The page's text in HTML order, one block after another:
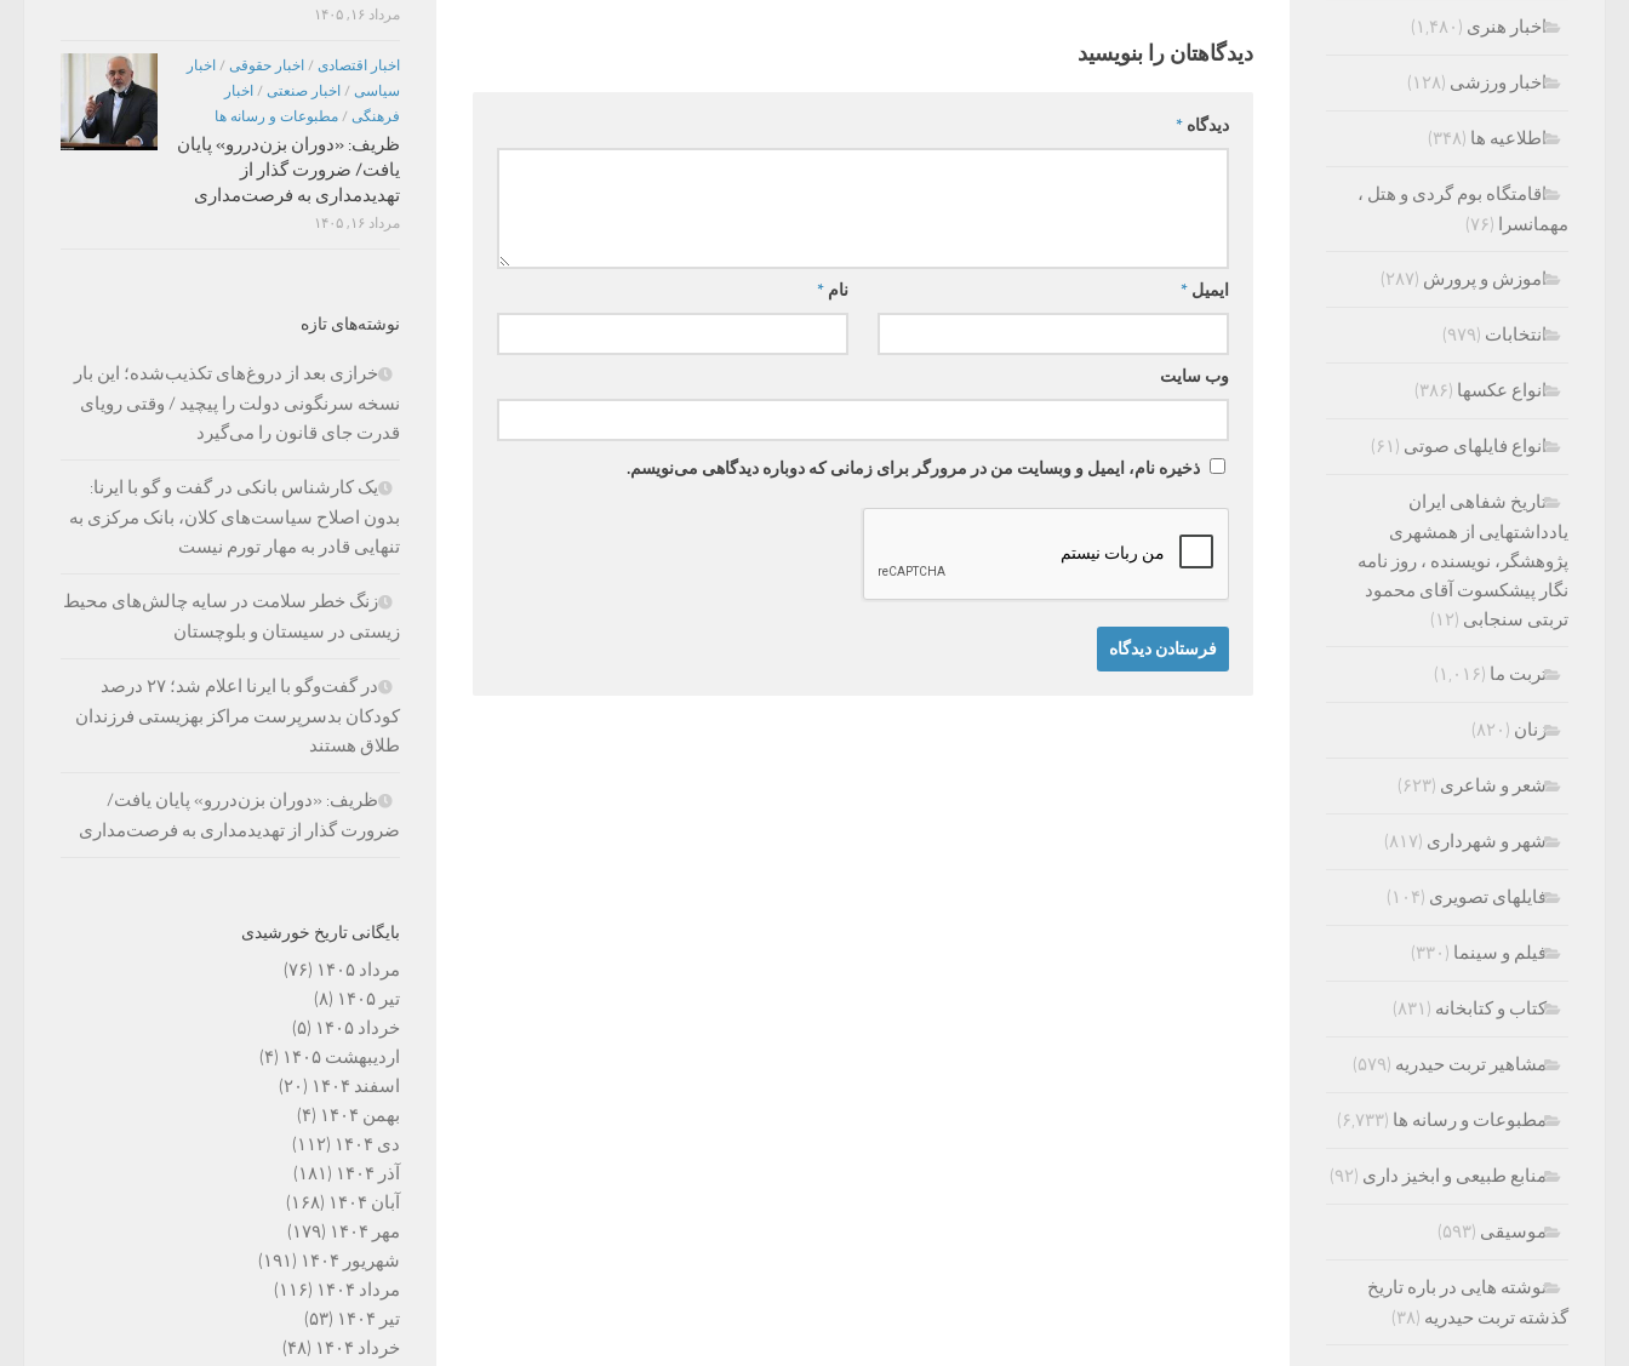
دیدگاهتان را بنویسید
دیدگاه *
نام* ایمیل *
وب‌ سایت
ذخیره نام، ایمیل و وبسایت من در مرورگر برای زمانی که دوباره دیدگاهی می‌نویسم.
مرداد ۱۶, ۱۴۰۵
اخبار اقتصادی / اخبار حقوقی / اخبار
سیاسی / اخبار صنعتی / اخبار
فرهنگی / مطبوعات و رسانه ها
ظریف: «دوران بزن‌دررو» پایان
یافت/ ضرورت گذار از
تهدیدمداری به فرصت‌مداری
مرداد ۱۶, ۱۴۰۵
نوشته‌های تازه
خرازی بعد از دروغ‌های تکذیب‌شده؛ این بار
نسخه سرنگونی دولت را پیچید / وقتی رویای
قدرت جای قانون را می‌گیرد
یک کارشناس بانکی در گفت و گو با ایرنا:
بدون اصلاح سیاست‌های کلان، بانک مرکزی به
تنهایی قادر به مهار تورم نیست
زنگ خطر سلامت در سایه چالش‌های محیط
زیستی در سیستان و بلوچستان
در گفت‌وگو با ایرنا اعلام شد؛ ۲۷ درصد
کودکان بدسرپرست مراکز بهزیستی فرزندان
طلاق هستند
ظریف: «دوران بزن‌دررو» پایان یافت/
ضرورت گذار از تهدیدمداری به فرصت‌مداری
بایگانی تاریخ خورشیدی
مرداد ۱۴۰۵
(۷۶)
تیر ۱۴۰۵
(۸)
خرداد ۱۴۰۵
(۵)
اردیبهشت ۱۴۰۵
(۴)
اسفند ۱۴۰۴
(۲۰)
بهمن ۱۴۰۴
(۴)
دی ۱۴۰۴
(۱۱۲)
آذر ۱۴۰۴
(۱۸۱)
آبان ۱۴۰۴
(۱۶۸)
مهر ۱۴۰۴
(۱۷۹)
شهریور ۱۴۰۴
(۱۹۱)
مرداد ۱۴۰۴
(۱۱۶)
تیر ۱۴۰۴
(۵۳)
خرداد ۱۴۰۴
(۴۸)
اخبار هنری (۱,۴۸۰)
اخبار ورزشی (۱۲۸)
اطلاعیه ها (۳۴۸)
اقامتگاه بوم گردی و هتل ،
مهمانسرا (۷۶)
اموزش و پرورش (۲۸۷)
انتخابات (۹۷۹)
انواع عکسها (۳۸۶)
انواع فایلهای صوتی (۶۱)
تاریخ شفاهی ایران
یادداشتهایی از همشهری
پژوهشگر، نویسنده ، روز نامه
نگار پیشکسوت آقای محمود
تربتی سنجابی (۱۲)
تربت ما (۱,۰۱۶)
زنان (۸۲۰)
شعر و شاعری (۶۲۳)
شهر و شهرداری (۸۱۷)
فایلهای تصویری (۱۰۴)
فیلم و سینما (۳۳۰)
کتاب و کتابخانه (۸۳۱)
مشاهیر تربت حیدریه (۵۷۹)
مطبوعات و رسانه ها (۶,۷۳۳)
منابع طبیعی و ابخیز داری (۹۲)
موسیقی (۵۹۳)
نوشته هایی در باره تاریخ
گذشته تربت حیدریه (۳۸)